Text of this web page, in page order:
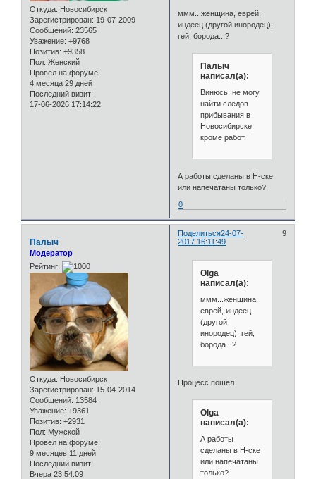
Откуда: Новосибирск
Зарегистрирован: 19-07-2009
Сообщений: 23565
Уважение: +9768
Позитив: +9358
Пол: Женский
Провел на форуме:
4 месяца 29 дней
Последний визит:
17-06-2026 17:14:22
ммм...женщина, еврей,
индеец (другой инородец),
гей, борода...?
Палыч
написал(а):
Винюсь: не могу
найти следов
прибывания в
Новосибирске,
кроме работ.
А работы сделаны в Н-ске
или напечатаны только?
0
Поделиться 9
24-07-
2017 16:11:49
Палыч
Модератор
Рейтинг:
Откуда: Новосибирск
Зарегистрирован: 15-04-2014
Сообщений: 13584
Уважение: +9361
Позитив: +2931
Пол: Мужской
Провел на форуме:
9 месяцев 11 дней
Последний визит:
Вчера 23:54:09
Olga
написал(а):
ммм...женщина,
еврей, индеец
(другой
инородец), гей,
борода...?
Процесс пошел.
Olga
написал(а):
А работы
сделаны в Н-ске
или напечатаны
только?